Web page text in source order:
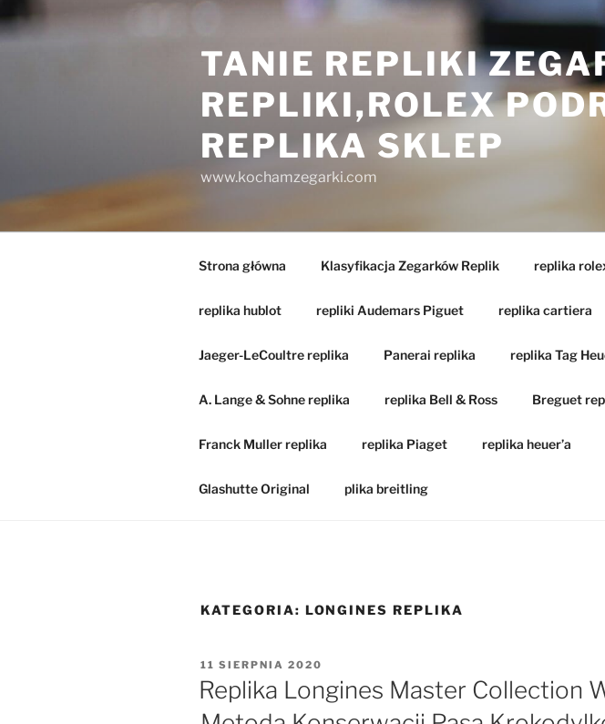
do
TANIE REPLIKI
REPLIKI,ROLEX
REPLIKA SKLEP
www.kochamzegarki.com
Strona główna Klasyfikacja Zegarków Replik replika
replika hublot repliki Audemars Piguet replika cartiera
Jaeger-LeCoultre replika Panerai replika replika Tag
A. Lange & Sohne replika replika Bell & Ross Breguet
Franck Muller replika replika Piaget replika heuer’a
Glashutte Original plika breitling
KATEGORIA: LONGINES REPLIKA
OPUBLIKOWANE
W
11 SIERPNIA 2020
Replika Longines Master Collection